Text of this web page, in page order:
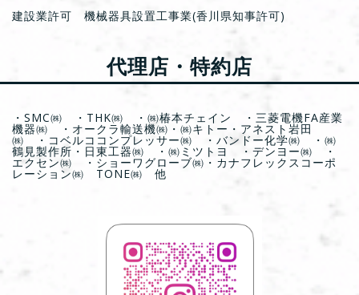
建設業許可 機械器具設置工事業(香川県知事許可)
代理店・特約店
・SMC㈱ ・THK㈱ ・㈱椿本チェイン ・三菱電機FA産業
機器㈱ ・オークラ輸送機㈱・㈱キトー・アネスト岩田
㈱ ・コベルココンプレッサー㈱ ・バンドー化学㈱ ・㈱
鶴見製作所・日東工器㈱ ・㈱ミツトヨ ・デンヨー㈱ ・
エクセン㈱ ・ショーワグローブ㈱・カナフレックスコーポ
レーション㈱ TONE㈱ 他